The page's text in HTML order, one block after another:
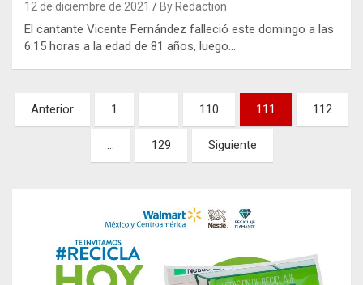
12 de diciembre de 2021 By Redaction
El cantante Vicente Fernández falleció este domingo a las
6:15 horas a la edad de 81 años, luego…
Paginación
de
entradas
Anterior 1 … 110 111 112
… 129 Siguiente